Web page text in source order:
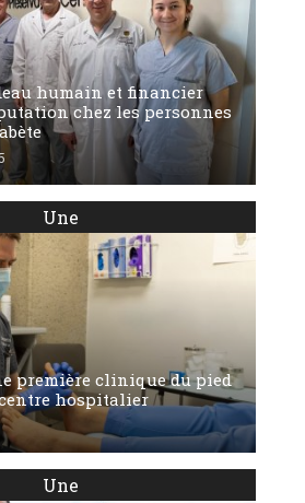
humain et financier
chez les personnes
Une
première clinique du pied
hospitalier
Une